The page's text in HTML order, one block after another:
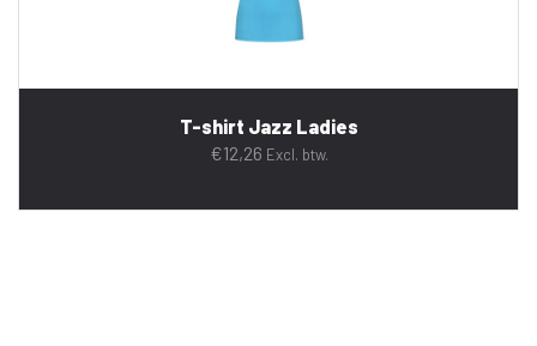
T-shirt Jazz Ladies
€12,26 Excl. btw.